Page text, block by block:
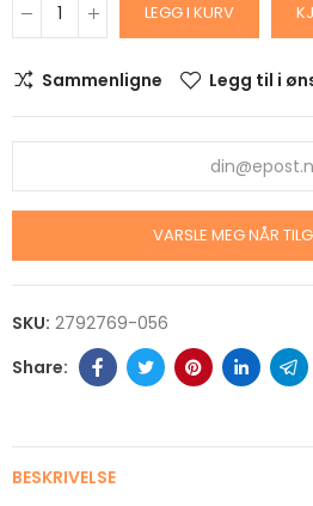
LEGG I KURV
Sammenligne Legg til i
VARSLE MEG NÅR
SKU: 2792769-056
BESKRIVELSE